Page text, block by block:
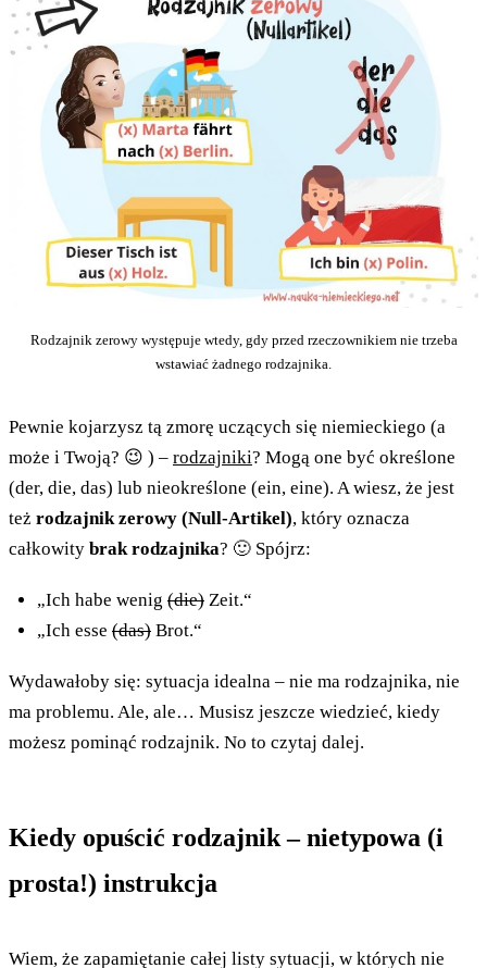
Rodzajnik zerowy występuje wtedy, gdy przed rzeczownikiem nie trzeba
wstawiać żadnego rodzajnika.
Pewnie kojarzysz tą zmorę uczących się niemieckiego (a
może i Twoją? 😉 ) – rodzajniki? Mogą one być określone
(der, die, das) lub nieokreślone (ein, eine). A wiesz, że jest
też rodzajnik zerowy (Null-Artikel), który oznacza
całkowity brak rodzajnika? 🙂 Spójrz:
„Ich habe wenig (die) Zeit.“
„Ich esse (das) Brot.“
Wydawałoby się: sytuacja idealna – nie ma rodzajnika, nie
ma problemu. Ale, ale… Musisz jeszcze wiedzieć, kiedy
możesz pominąć rodzajnik. No to czytaj dalej.
Kiedy opuścić rodzajnik – nietypowa (i
prosta!) instrukcja
Wiem, że zapamiętanie całej listy sytuacji, w których nie